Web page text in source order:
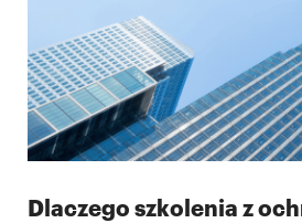
Dlaczego szkolenia z